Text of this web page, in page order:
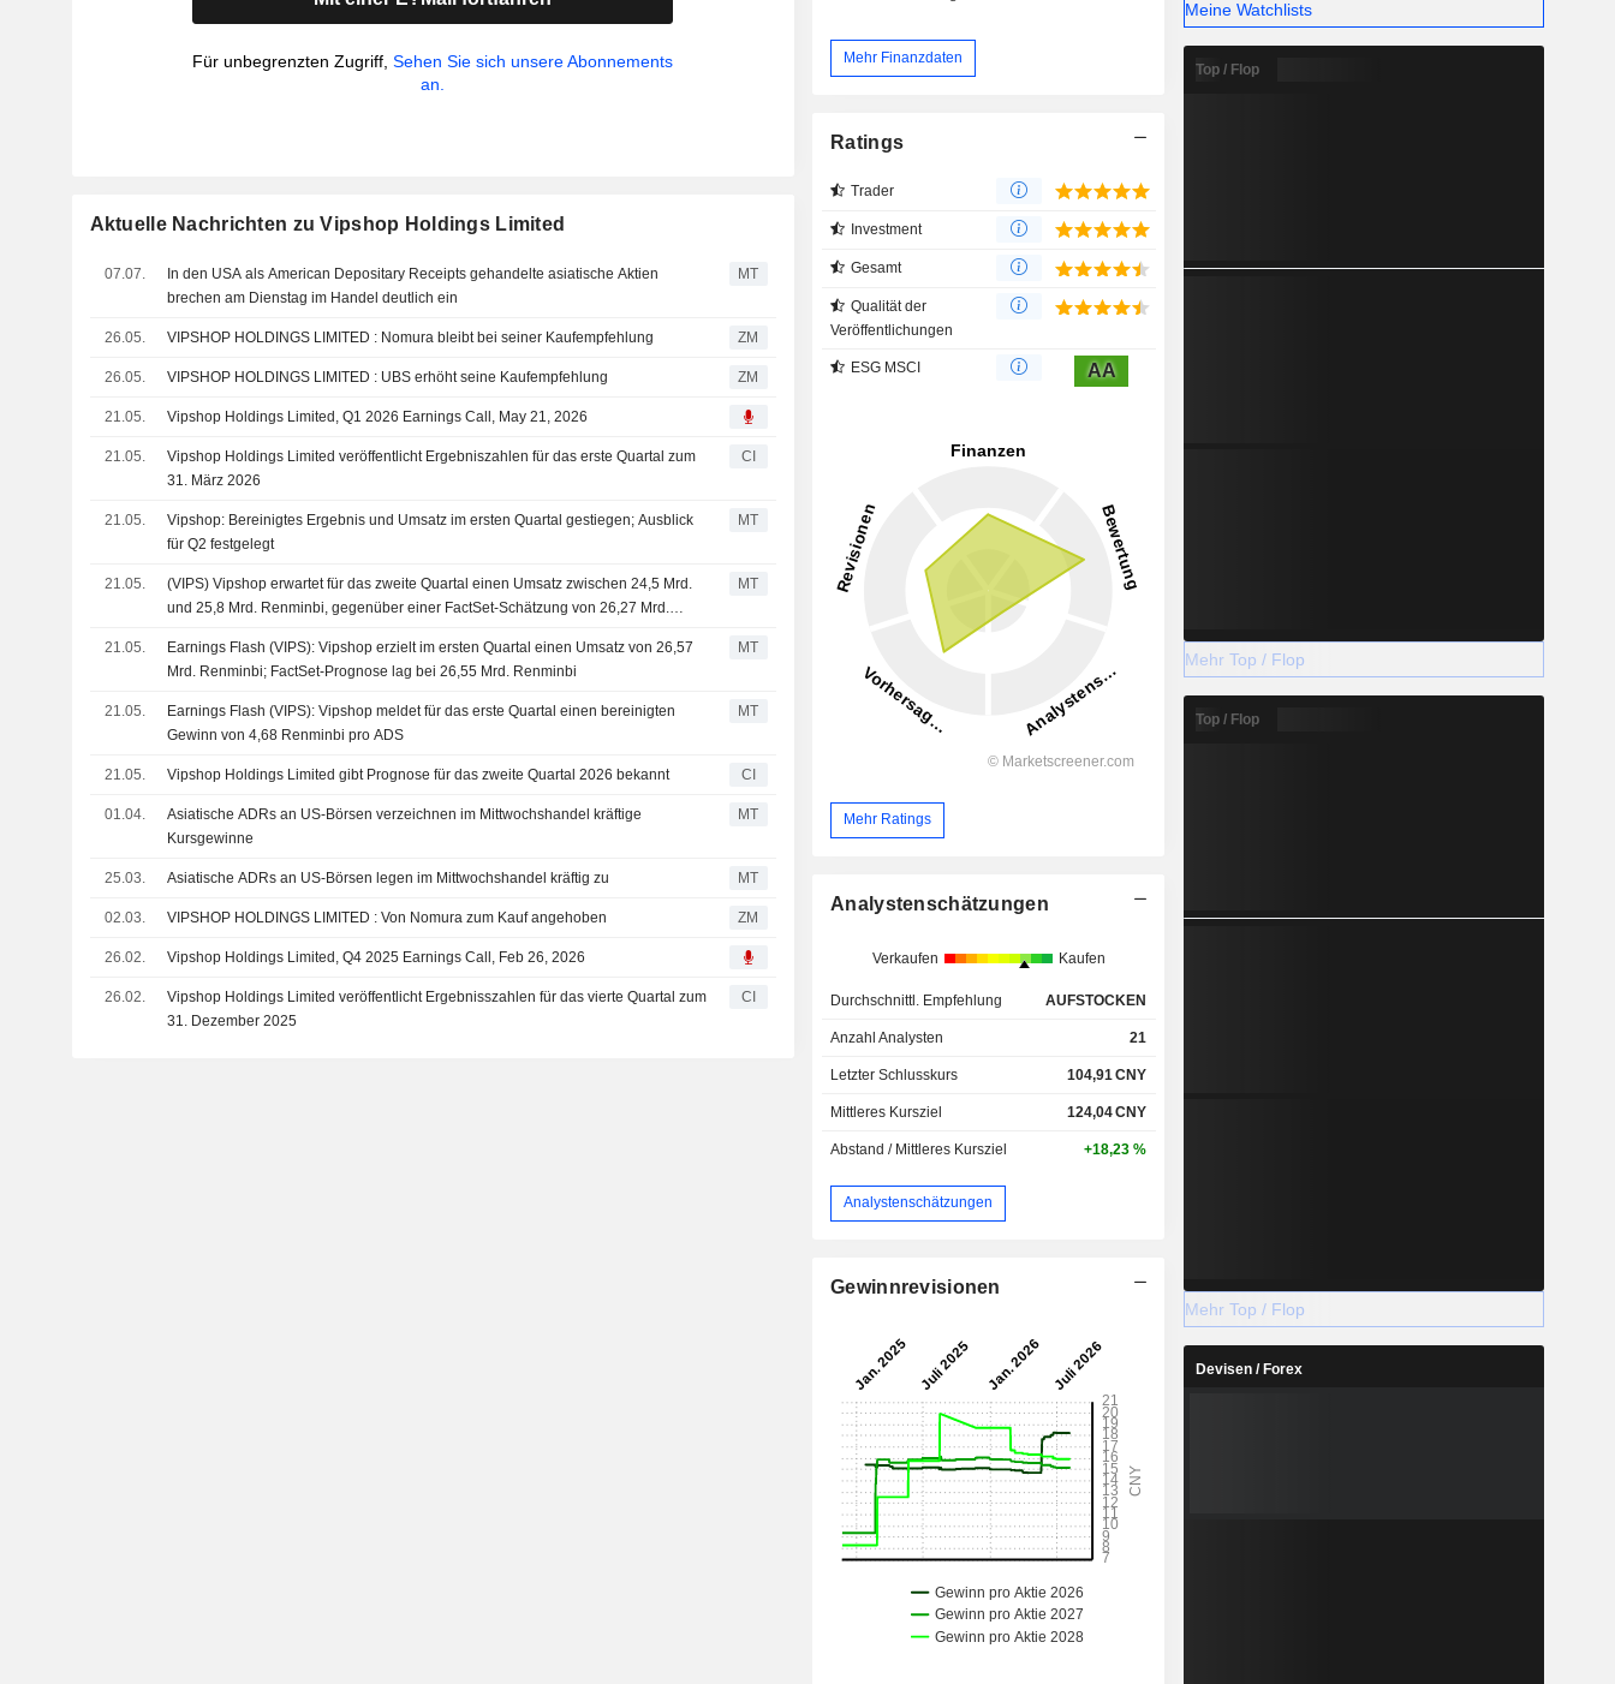
Für unbegrenzten Zugriff,Sehen Sie sich unsere Abonnements
an.
Aktuelle Nachrichten zu Vipshop Holdings Limited
07.07.
In den USA als American Depositary Receipts gehandelte asiatische Aktien
brechen am Dienstag im Handel deutlich ein
MT
26.05. VIPSHOP HOLDINGS LIMITED : Nomura bleibt bei seiner Kaufempfehlung ZM
26.05. VIPSHOP HOLDINGS LIMITED : UBS erhöht seine Kaufempfehlung ZM
21.05. Vipshop Holdings Limited, Q1 2026 Earnings Call, May 21, 2026
21.05.
Vipshop Holdings Limited veröffentlicht Ergebniszahlen für das erste Quartal zum
31. März 2026
CI
21.05.
Vipshop: Bereinigtes Ergebnis und Umsatz im ersten Quartal gestiegen; Ausblick
für Q2 festgelegt
MT
21.05.
(VIPS) Vipshop erwartet für das zweite Quartal einen Umsatz zwischen 24,5 Mrd.
und 25,8 Mrd. Renminbi, gegenüber einer FactSet-Schätzung von 26,27 Mrd.
MT
21.05.
Earnings Flash (VIPS): Vipshop erzielt im ersten Quartal einen Umsatz von 26,57
Mrd. Renminbi; FactSet-Prognose lag bei 26,55 Mrd. Renminbi
MT
21.05.
Earnings Flash (VIPS): Vipshop meldet für das erste Quartal einen bereinigten
Gewinn von 4,68 Renminbi pro ADS
MT
21.05. Vipshop Holdings Limited gibt Prognose für das zweite Quartal 2026 bekannt CI
01.04.
Asiatische ADRs an US-Börsen verzeichnen im Mittwochshandel kräftige
Kursgewinne
MT
25.03. Asiatische ADRs an US-Börsen legen im Mittwochshandel kräftig zu MT
02.03. VIPSHOP HOLDINGS LIMITED : Von Nomura zum Kauf angehoben ZM
26.02. Vipshop Holdings Limited, Q4 2025 Earnings Call, Feb 26, 2026
26.02.
Vipshop Holdings Limited veröffentlicht Ergebnisszahlen für das vierte Quartal zum
31. Dezember 2025
CI
Mehr Finanzdaten
Ratings
Trader
Investment
Gesamt
Qualität der
Veröffentlichungen
ESG MSCI AA
Mehr Ratings
Analystenschätzungen
Verkaufen Kaufen
Durchschnittl. Empfehlung AUFSTOCKEN
Anzahl Analysten 21
Letzter Schlusskurs 104,91 CNY
Mittleres Kursziel 124,04CNY
Abstand / Mittleres Kursziel +18,23 %
Analystenschätzungen
Gewinnrevisionen
Meine Watchlists
Top / Flop
Mehr Top / Flop
Top / Flop
Mehr Top / Flop
Devisen / Forex